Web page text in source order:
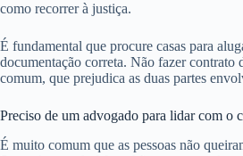
como recorrer à justiça.
É fundamental que procure casas para
documentação correta. Não fazer contrato
comum, que prejudica as duas partes
Preciso de um advogado para lidar com o
É muito comum que as pessoas não